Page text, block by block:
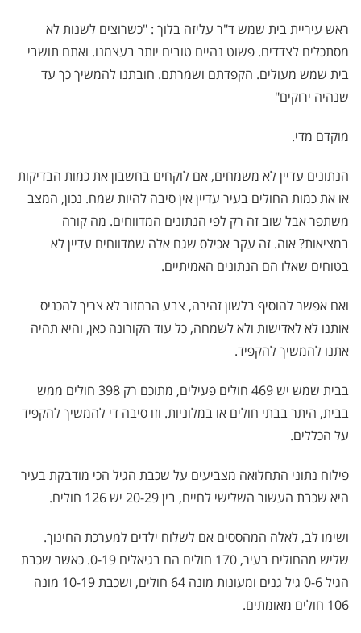
ראש עיריית בית שמש ד"ר עליזה בלוך : "כשרוצים לשנות לא
מסתכלים לצדדים. פשוט נהיים טובים יותר בעצמנו. ואתם תושבי
בית שמש מעולים. הקפדתם ושמרתם. חובתנו להמשיך כך עד
שנהיה ירוקים"
מוקדם מדי.
הנתונים עדיין לא משמחים, אם לוקחים בחשבון את כמות הבדיקות
או את כמות החולים בעיר עדיין אין סיבה להיות שמח. נכון, המצב
משתפר אבל שוב זה רק לפי הנתונים המדווחים. מה קורה
במציאות? אוה. זה עקב אכילס שגם אלה שמדווחים עדיין לא
בטוחים שאלו הם הנתונים האמיתיים.
ואם אפשר להוסיף בלשון זהירה, צבע הרמזור לא צריך להכניס
אותנו לא לאדישות ולא לשמחה, כל עוד הקורונה כאן, והיא תהיה
אתנו להמשיך להקפיד.
בבית שמש יש 469 חולים פעילים, מתוכם רק 398 חולים ממש
בבית, היתר בבתי חולים או במלוניות. וזו סיבה די להמשיך להקפיד
על הכללים.
פילוח נתוני התחלואה מצביעים על שכבת הגיל הכי מודבקת בעיר
היא שכבת העשור השלישי לחיים, בין 20-29 יש 126 חולים.
ושימו לב, לאלה המהססים אם לשלוח ילדים למערכת החינוך.
שליש מהחולים בעיר, 170 חולים הם בגיאלים 0-19. כאשר שכבת
הגיל 0-6 גיל גנים ומעונות מונה 64 חולים, ושכבת 10-19 מונה
106 חולים מאומתים.